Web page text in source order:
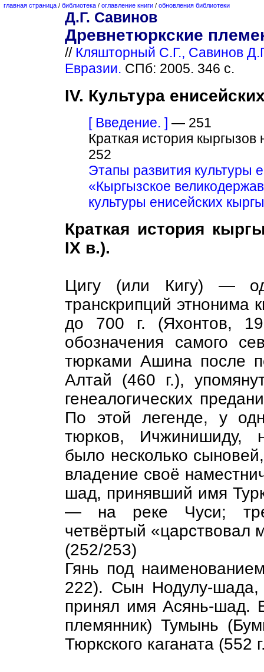
главная страница / библиотека / оглавление книги / обновления библиотеки
Д.Г. Савинов
Древнетюркские
// Кляшторный С.Г., Савинов
Евразии. СПб: 2005. 346 с.
IV. Культура
[ Введение. ] — 251
Краткая история
252
Этапы развития культуры
«Кыргызское
культуры енисейских
Краткая история
IX в.).
Цигу (или Кигу) —
транскрипций этнонима
до 700 г. (Яхонтов,
обозначения самого
тюрками Ашина после
Алтай (460 г.),
генеалогических
По этой легенде, у
тюрков, Ичжинишиду,
было несколько
владение своё
шад, принявший имя
— на реке Чуси;
четвёртый
(252/253)
Гянь под
222). Сын Нодулу-
принял имя Асянь-шад.
племянник) Тумынь
Тюркского каганата (552